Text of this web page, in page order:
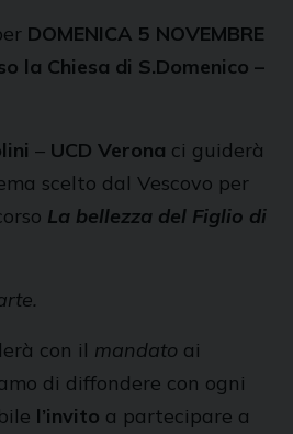
DOMENICA 5 NOVEMBRE
la Chiesa di S.Domenico –
– UCD Verona ci guiderà
scelto dal Vescovo per
La bellezza del Figlio di
con il mandato ai
di diffondere con ogni
l’invito a partecipare a